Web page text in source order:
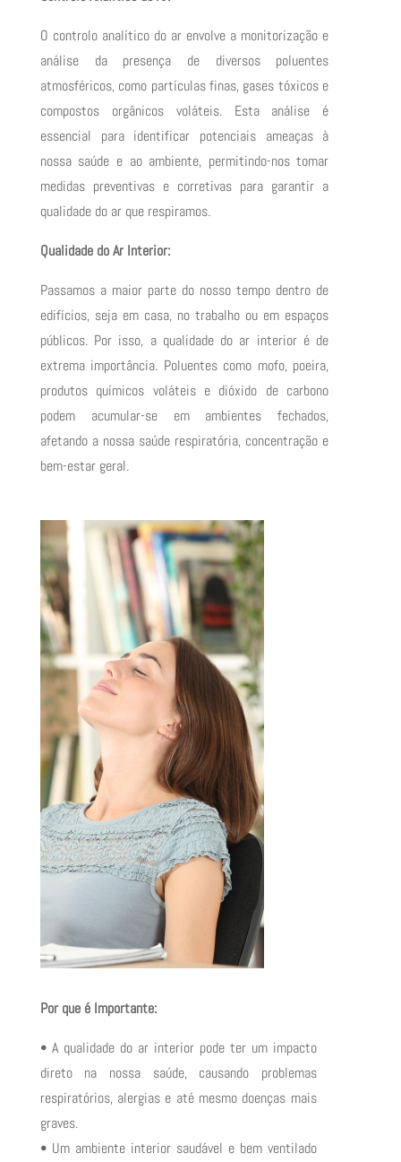
O controlo analítico do ar envolve a monitorização e
análise da presença de diversos poluentes
atmosféricos, como partículas finas, gases tóxicos e
compostos orgânicos voláteis. Esta análise é
essencial para identificar potenciais ameaças à
nossa saúde e ao ambiente, permitindo-nos tomar
medidas preventivas e corretivas para garantir a
qualidade do ar que respiramos.
Qualidade do Ar Interior:
Passamos a maior parte do nosso tempo dentro de
edifícios, seja em casa, no trabalho ou em espaços
públicos. Por isso, a qualidade do ar interior é de
extrema importância. Poluentes como mofo, poeira,
produtos químicos voláteis e dióxido de carbono
podem acumular-se em ambientes fechados,
afetando a nossa saúde respiratória, concentração e
bem-estar geral.
Por que é Importante:
• A qualidade do ar interior pode ter um impacto
direto na nossa saúde, causando problemas
respiratórios, alergias e até mesmo doenças mais
graves.
• Um ambiente interior saudável e bem ventilado